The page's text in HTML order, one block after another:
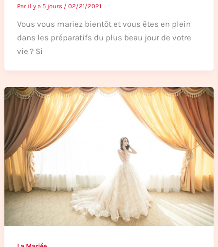
Par il y a 5 jours / 02/21/2021
Vous vous mariez bientôt et vous êtes en plein
dans les préparatifs du plus beau jour de votre
vie ? Si